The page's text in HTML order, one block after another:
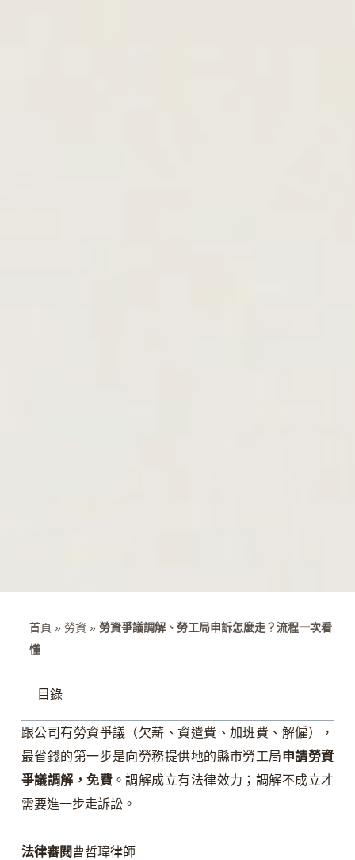
首頁 » 勞資» 勞資爭議調解、勞工局申訴怎麼走？流程一次看
懂
目錄
跟公司有勞資爭議（欠薪、資遣費、加班費、解僱），
最省錢的第一步是向勞務提供地的縣市勞工局申請勞資
爭議調解，免費 。調解成立有法律效力；調解不成立才
需要進一步走訴訟。
法律審閱曹哲瑋律師